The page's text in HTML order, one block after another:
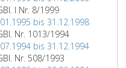
I Nr. 8/1999
bis 31.12.1998
Nr. 1013/1994
bis 31.12.1994
Nr. 508/1993